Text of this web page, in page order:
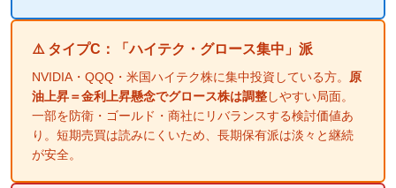
⚠️ タイプC：「ハイテク・グロース集中」派
NVIDIA・QQQ・米国ハイテク株に集中投資している方。 原
油上昇＝金利上昇懸念でグロース株は調整 しやすい局面。
一部を防衛・ゴールド・商社にリバランスする検討価値あ
り。短期売買は読みにくいため、長期保有派は淡々と継続
が安全。